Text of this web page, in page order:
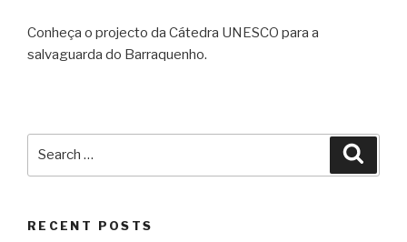
Conheça o projecto da Cátedra UNESCO para a
salvaguarda do Barraquenho.
RECENT POSTS